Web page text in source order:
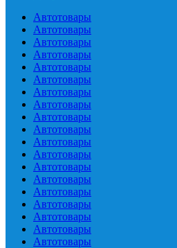
Автотовары
Автотовары
Автотовары
Автотовары
Автотовары
Автотовары
Автотовары
Автотовары
Автотовары
Автотовары
Автотовары
Автотовары
Автотовары
Автотовары
Автотовары
Автотовары
Автотовары
Автотовары
Автотовары